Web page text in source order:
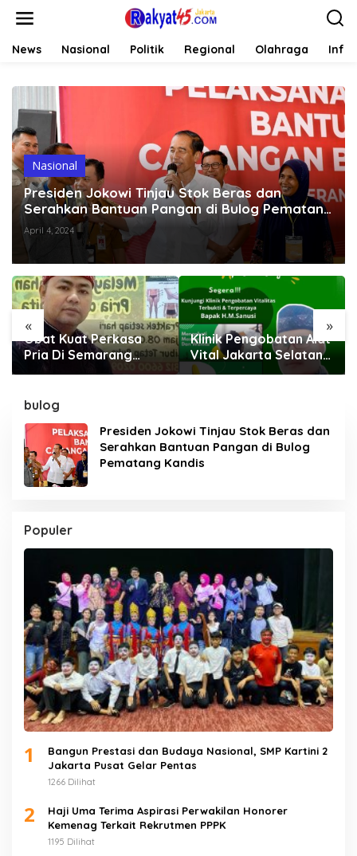
News Nasional Politik Regional Olahraga
Nasional
Presiden Jokowi Tinjau Stok Beras dan
Serahkan Bantuan Pangan di Bulog Pematang
Kandis
April 4, 2024
« »
Obat Kuat Perkasa
Pria Di Semarang
H.Abdulazis Ahli
Pria
Klinik Pengobatan Alat
Vital Jakarta Selatan
HM Sanusi
bulog
Presiden Jokowi Tinjau Stok Beras dan
Serahkan Bantuan Pangan di Bulog
Pematang Kandis
Populer
1
Bangun Prestasi dan Budaya Nasional, SMP Kartini 2
Jakarta Pusat Gelar Pentas
1266 Dilihat
2
Haji Uma Terima Aspirasi Perwakilan Honorer
Kemenag Terkait Rekrutmen PPPK
1195 Dilihat